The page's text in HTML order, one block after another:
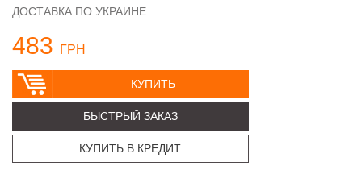
ДОСТАВКА ПО УКРАИНЕ
483 ГРН
КУПИТЬ
БЫСТРЫЙ ЗАКАЗ
КУПИТЬ В КРЕДИТ